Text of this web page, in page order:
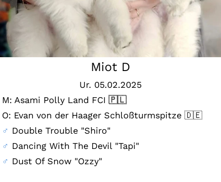
Miot D
Ur. 05.02.2025
M: Asami Polly Land FCI 🇵🇱
O: Evan von der Haager Schloßturmspitze 🇩🇪
♂ Double Trouble "Shiro"
♂ Dancing With The Devil "Tapi"
♂ Dust Of Snow "Ozzy"